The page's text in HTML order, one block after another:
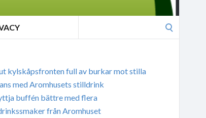
kylskåpsfronten full av burkar mot stilla
med Aromhusets stilldrink
buffén bättre med flera
från Aromhuset